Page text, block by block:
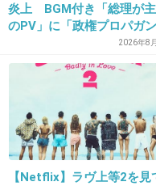
胸がすごい
出典：livedoor.blogimg.jp
炎上 BGM付き「総理が
のPV」に「政権プロパガン
2026年8
【Netflix】ラヴ上等2を見